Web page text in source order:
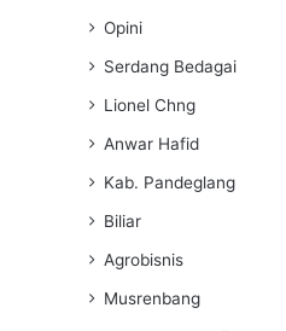
Opini
Serdang Bedagai
Lionel Chng
Anwar Hafid
Kab. Pandeglang
Biliar
Agrobisnis
Musrenbang